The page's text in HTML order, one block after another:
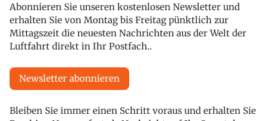
Abonnieren Sie unseren kostenlosen Newsletter und
erhalten Sie von Montag bis Freitag pünktlich zur
Mittagszeit die neuesten Nachrichten aus der Welt der
Luftfahrt direkt in Ihr Postfach..
Newsletter abonnieren
Bleiben Sie immer einen Schritt voraus und erhalten Sie